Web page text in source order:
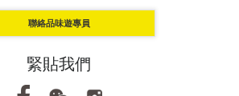
品味遊(Luxe Travel) 呈獻
讓思想去旅行 - 坦桑尼亞
聯絡品味遊專員
緊貼我們